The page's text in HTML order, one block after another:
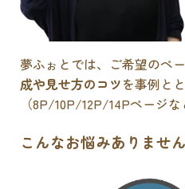
夢ふぉとでは、ご希望のペ
成や見せ方のコツを事例と
（8P/10P/12P/14Pページな
こんなお悩みありませ